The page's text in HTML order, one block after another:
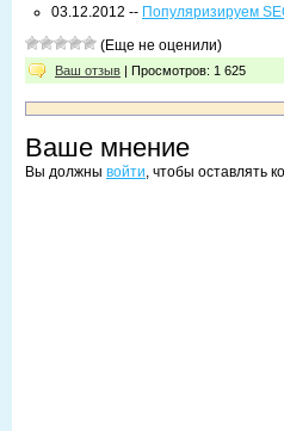
03.12.2012 -- Популяризируем
(Еще не оценили)
Ваш отзыв | Просмотров: 1 625
Ваше мнение
Вы должны войти, чтобы оставлять